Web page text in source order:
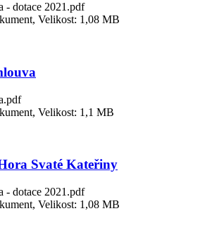
- dotace 2021.pdf
Velikost: 1,08 MB
Velikost: 1,1 MB
Svaté Kateřiny
- dotace 2021.pdf
Velikost: 1,08 MB